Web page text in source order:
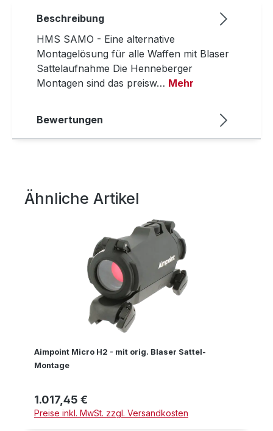
Beschreibung
HMS SAMO - Eine alternative
Montagelösung für alle Waffen mit Blaser
Sattelaufnahme Die Henneberger
Montagen sind das preisw… Mehr
Bewertungen
Produktgalerie überspringen
Ähnliche Artikel
Aimpoint Micro H2 - mit orig. Blaser Sattel-
Montage
Regulärer Preis:
1.017,45 €
Preise inkl. MwSt. zzgl. Versandkosten